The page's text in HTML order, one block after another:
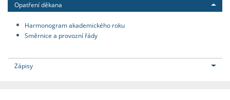
Opatření děkana
Harmonogram akademického roku
Směrnice a provozní řády
Zápisy